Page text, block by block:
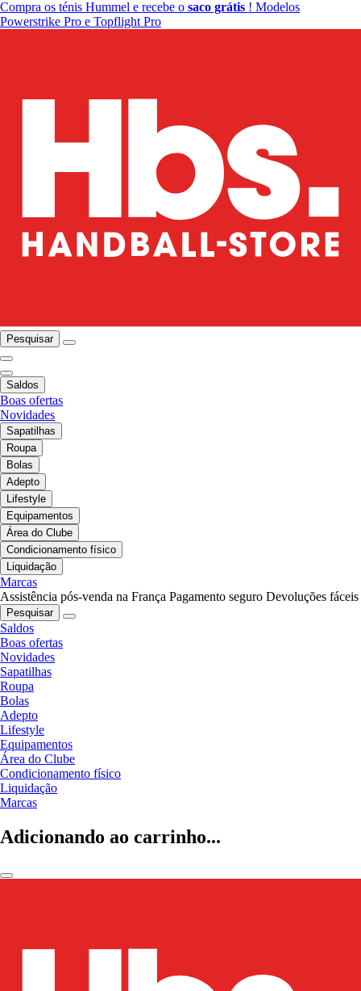
Compra os ténis Hummel e recebe o saco grátis ! Modelos
Powerstrike Pro e Topflight Pro
Pesquisar
Saldos
Boas ofertas
Novidades
Sapatilhas
Roupa
Bolas
Adepto
Lifestyle
Equipamentos
Área do Clube
Condicionamento físico
Liquidação
Marcas
Assistência pós-venda na França Pagamento seguro Devoluções fáceis
Pesquisar
Saldos
Boas ofertas
Novidades
Sapatilhas
Roupa
Bolas
Adepto
Lifestyle
Equipamentos
Área do Clube
Condicionamento físico
Liquidação
Marcas
Adicionando ao carrinho...